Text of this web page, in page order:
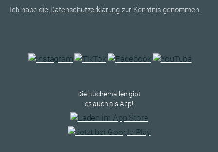
Ich habe die Datenschutzerklärung zur Kenntnis genommen.
Die Bücherhallen gibt
es auch als App!